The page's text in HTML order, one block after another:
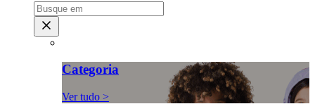
Categoria
Ver tudo >